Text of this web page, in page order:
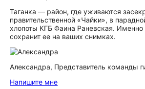
Таганка — район, где уживаются
правительственной «Чайки», в
хлопоты КГБ Фаина Раневская.
сохранит ее на ваших снимках.
Александра, Представитель команды
Напишите мне